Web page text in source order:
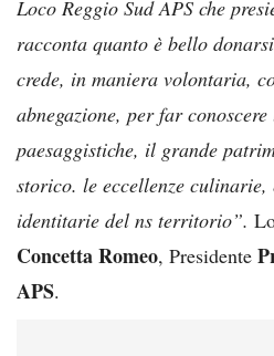
Loco Reggio Sud APS che
racconta quanto è bello
crede, in maniera volontaria,
abnegazione, per far
paesaggistiche, il grande
storico. le eccellenze culinarie,
identitarie del ns territorio”.
Concetta Romeo, Presidente
APS.